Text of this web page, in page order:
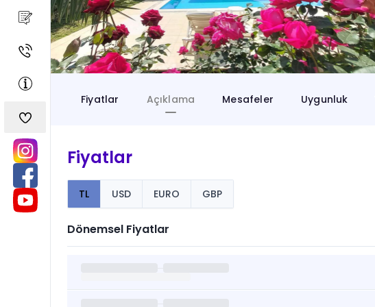
Fiyatlar
Açıklama Mesafeler Uygunluk
Fiyatlar
TL USD EURO GBP
Dönemsel Fiyatlar